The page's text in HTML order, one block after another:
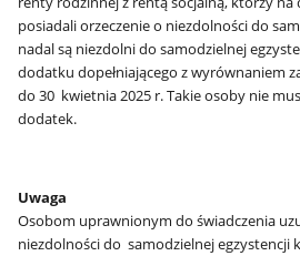
posiadali orzeczenie o niezdolności do
nadal są niezdolni do samodzielnej
dodatku dopełniającego z wyrównaniem
do 30 kwietnia 2025 r. Takie osoby nie
dodatek.
Uwaga
Osobom uprawnionym do świadczenia
niezdolności do samodzielnej